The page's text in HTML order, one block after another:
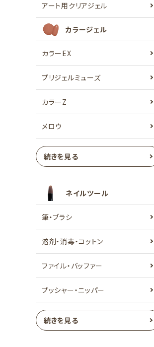
アート用クリアジェル
カラージェル
カラーEX
プリジェルミューズ
カラーZ
メロウ
続きを見る
ネイルツール
筆・ブラシ
溶剤・消毒・コットン
ファイル・バッファー
プッシャー・ニッパー
続きを見る